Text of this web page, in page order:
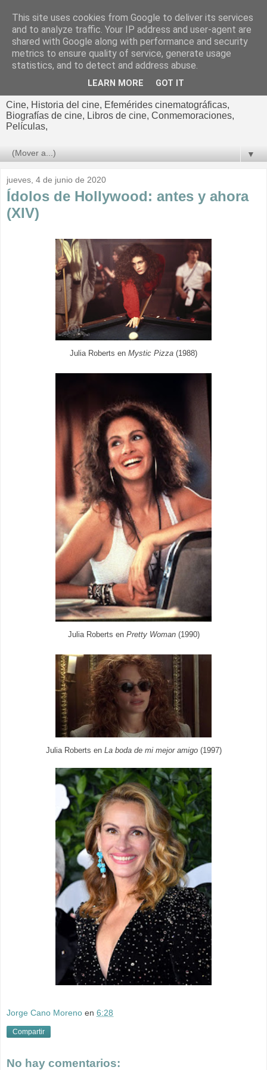
El cultural
cinematográfico de Jorge
Cine, Historia del cine, Efemérides cinematográficas,
Biografías de cine, Libros de cine, Conmemoraciones,
Películas,
▼
jueves, 4 de junio de 2020
Ídolos de Hollywood: antes y ahora
(XIV)
Julia Roberts en Mystic Pizza (1988)
Julia Roberts en Pretty Woman(1990)
Julia Roberts en La boda de mi mejor amigo(1997)
Jorge Cano Moreno en 6:28
Compartir
No hay comentarios:
This site uses cookies from Google to deliver its services
and to analyze traffic. Your IP address and user-agent are
shared with Google along with performance and security
metrics to ensure quality of service, generate usage
statistics, and to detect and address abuse.
LEARN MORE GOT IT